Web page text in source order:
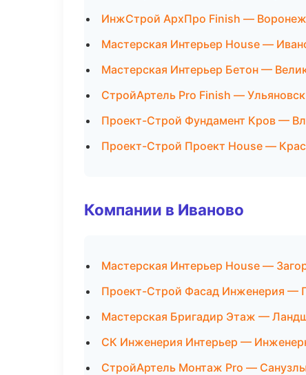
ИнжСтрой АрхПро Finish — Воронеж
Мастерская Интерьер House —
Мастерская Интерьер Бетон —
СтройАртель Pro Finish — Ульяновск
Проект-Строй Фундамент Кров —
Проект-Строй Проект House —
Компании в Иваново
Мастерская Интерьер House —
Проект-Строй Фасад Инженерия —
Мастерская Бригадир Этаж —
СК Инженерия Интерьер —
СтройАртель Монтаж Pro —